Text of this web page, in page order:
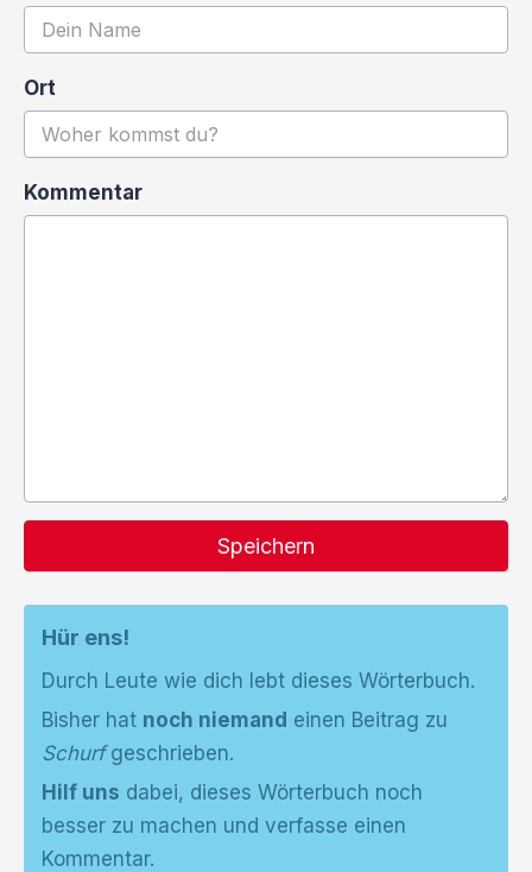
Ort
Kommentar
Speichern
Hür ens!
Durch Leute wie dich lebt dieses Wörterbuch.
Bisher hat noch niemand einen Beitrag zu
Schurfgeschrieben.
Hilf uns dabei, dieses Wörterbuch noch
besser zu machen und verfasse einen
Kommentar.